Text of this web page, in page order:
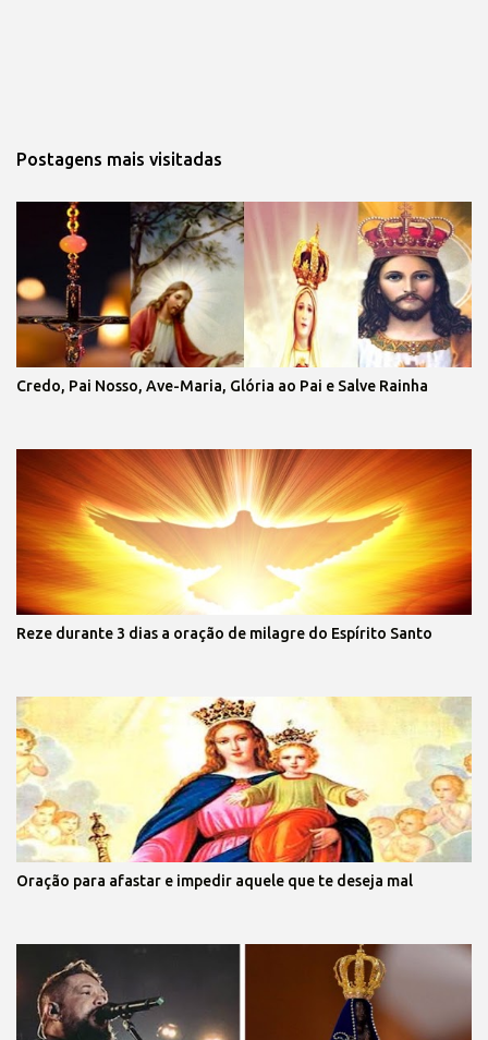
Postagens mais visitadas
Credo, Pai Nosso, Ave-Maria, Glória ao Pai e Salve Rainha
Reze durante 3 dias a oração de milagre do Espírito Santo
Oração para afastar e impedir aquele que te deseja mal